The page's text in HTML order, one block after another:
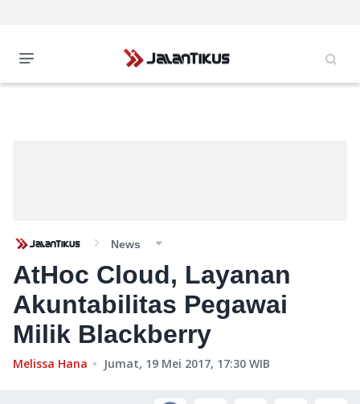
News
AtHoc Cloud, Layanan
Akuntabilitas Pegawai
Milik Blackberry
Melissa Hana Jumat, 19 Mei 2017, 17:30 WIB